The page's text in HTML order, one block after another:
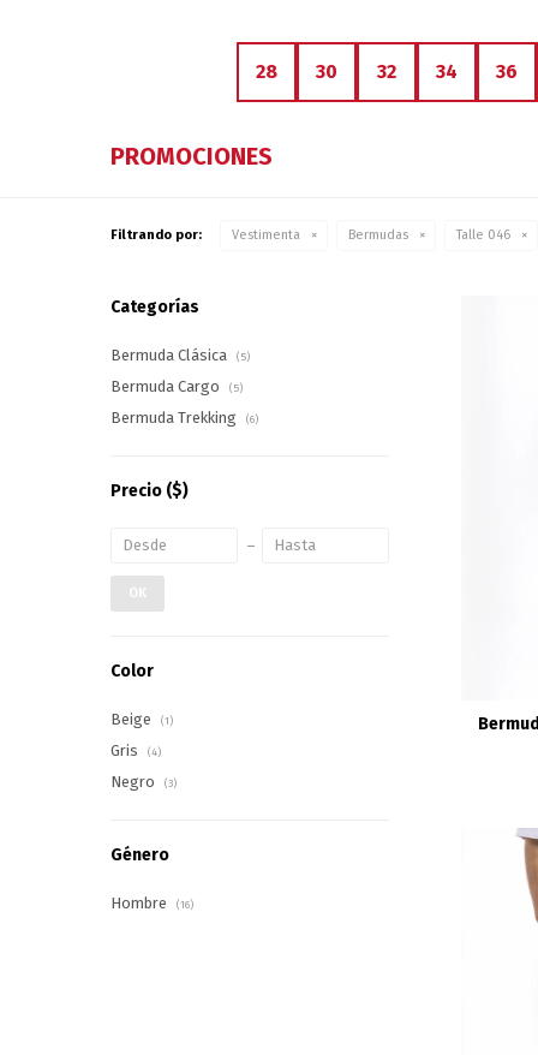
28 30 32 34 36
PROMOCIONES
Filtrando por: Vestimenta Bermudas Talle 046
Categorías
Bermuda Clásica (5)
Bermuda Cargo (5)
Bermuda Trekking (6)
Precio ($)
OK
Color
Beige (1)
Gris (4)
Negro (3)
Género
Hombre (16)